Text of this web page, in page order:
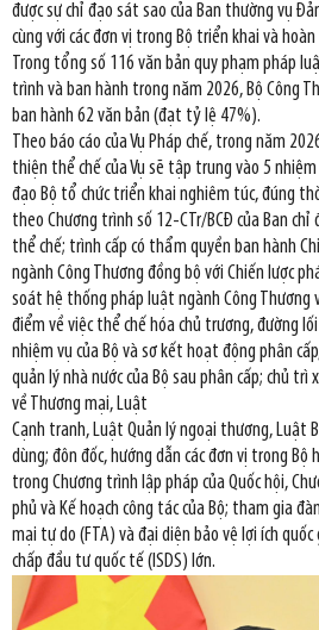
được sự chỉ đạo sát sao của Ban thường vụ
cùng với các đơn vị trong Bộ triển khai và
Trong tổng số 116 văn bản quy phạm pháp
trình và ban hành trong năm 2026, Bộ Công
ban hành 62 văn bản (đạt tỷ lệ 47%).
Theo báo cáo của Vụ Pháp chế, trong năm
thiện thể chế của Vụ sẽ tập trung vào 5
đạo Bộ tổ chức triển khai nghiêm túc, đúng
theo Chương trình số 12-CTr/BCĐ của Ban
thể chế; trình cấp có thẩm quyền ban hành
ngành Công Thương đồng bộ với Chiến lược
soát hệ thống pháp luật ngành Công Thương
điểm về việc thể chế hóa chủ trương, đường
nhiệm vụ của Bộ và sơ kết hoạt động phân
quản lý nhà nước của Bộ sau phân cấp; chủ
về Thương mại, Luật
Cạnh tranh, Luật Quản lý ngoại thương, Luật
dùng; đôn đốc, hướng dẫn các đơn vị trong
trong Chương trình lập pháp của Quốc hội,
phủ và Kế hoạch công tác của Bộ; tham gia
mại tự do (FTA) và đại diện bảo vệ lợi ích
chấp đầu tư quốc tế (ISDS) lớn.